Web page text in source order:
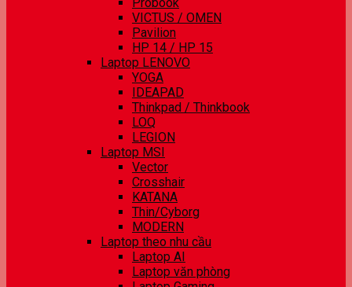
VICTUS / OMEN
Pavilion
HP 14 / HP 15
Laptop LENOVO
YOGA
IDEAPAD
Thinkpad / Thinkbook
LOQ
LEGION
Laptop MSI
Vector
Crosshair
KATANA
Thin/Cyborg
MODERN
Laptop theo nhu cầu
Laptop AI
Laptop văn phòng